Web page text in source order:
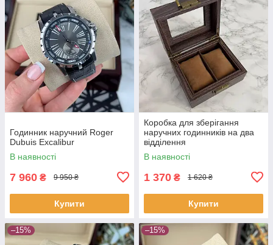
Годинник наручний Roger
Dubuis Excalibur
В наявності
7 960 ₴ 9 950 ₴
Купити
Коробка для зберігання
наручних годинників на два
відділення
В наявності
1 370 ₴ 1 620 ₴
Купити
–15% –15%